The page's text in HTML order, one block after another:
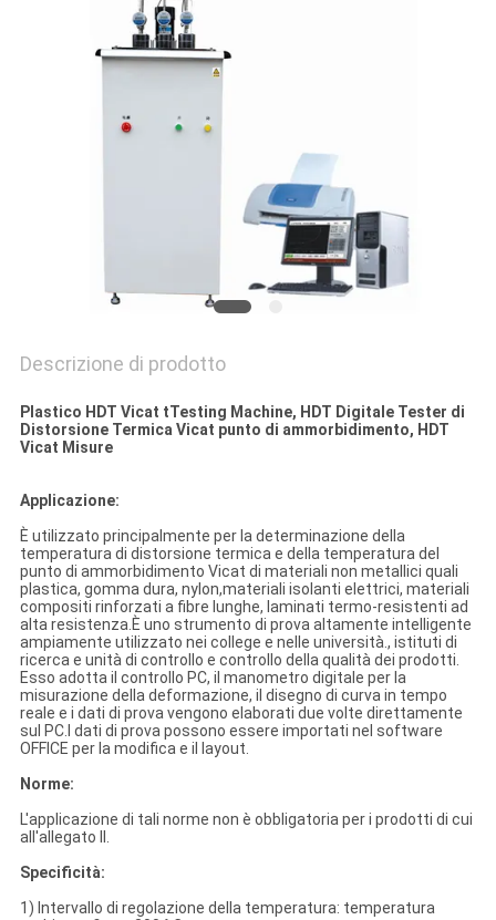
Descrizione di prodotto
Plastico HDT Vicat tTesting Machine, HDT Digitale Tester di
Distorsione Termica Vicat punto di ammorbidimento, HDT
Vicat Misure
Applicazione:
È utilizzato principalmente per la determinazione della
temperatura di distorsione termica e della temperatura del
punto di ammorbidimento Vicat di materiali non metallici quali
plastica, gomma dura, nylon,materiali isolanti elettrici, materiali
compositi rinforzati a fibre lunghe, laminati termo-resistenti ad
alta resistenza.È uno strumento di prova altamente intelligente
ampiamente utilizzato nei college e nelle università., istituti di
ricerca e unità di controllo e controllo della qualità dei prodotti.
Esso adotta il controllo PC, il manometro digitale per la
misurazione della deformazione, il disegno di curva in tempo
reale e i dati di prova vengono elaborati due volte direttamente
sul PC.I dati di prova possono essere importati nel software
OFFICE per la modifica e il layout.
Norme:
L'applicazione di tali norme non è obbligatoria per i prodotti di cui
all'allegato II.
Specificità:
1) Intervallo di regolazione della temperatura: temperatura